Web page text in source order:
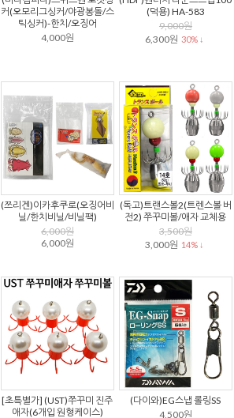
커(오모리그싱커/야광봉돌/스
틱싱커)-한치/오징어
4,000원
(덕용) HA-583
9,000원
6,300원 30% ↓
(쯔리겐)이카후쿠로(오징어비
닐/한치비닐/비닐팩)
6,000원
6,000원
(독고)트랜스볼2(트렌스볼 버
전2) 쭈꾸미볼/애자 교체용
3,500원
3,000원 14% ↓
[초특별가] (UST)쭈꾸미 진주
애자(6개입 원형케이스)
(다이와)EG스냅 롤링SS
4,500원